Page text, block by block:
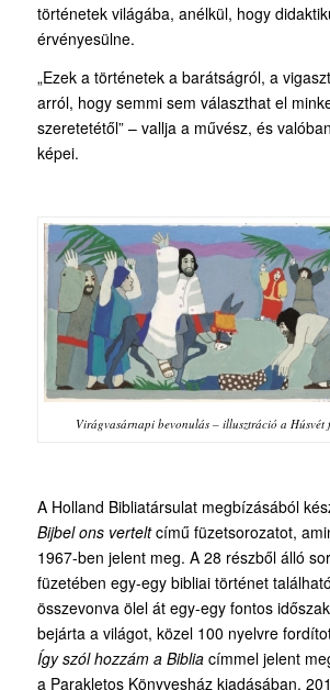
történetek világába, anélkül, hogy
érvényesülne.
„Ezek a történetek a barátságról, a
arról, hogy semmi sem választhat el
szeretetétől” – vallja a művész, és
képei.
Virágvasárnapi bevonulás – illusztráció a Húsvét
A Holland Bibliatársulat megbízásából
Bijbel ons verteltcímű füzetsorozatot,
1967-ben jelent meg. A 28 részből álló
füzetében egy-egy bibliai történet
összevonva ölel át egy-egy fontos
bejárta a világot, közel 100 nyelvre
Így szól hozzám a Bibliacímmel jelent
a Parakletos Könyvesház kiadásában,